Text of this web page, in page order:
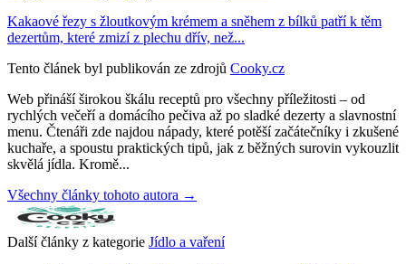
Kakaové řezy s žloutkovým krémem a sněhem z bílků patří k těm
dezertům, které zmizí z plechu dřív, než...
Tento článek byl publikován ze zdrojů Cooky.cz
Web přináší širokou škálu receptů pro všechny příležitosti – od
rychlých večeří a domácího pečiva až po sladké dezerty a slavnostní
menu. Čtenáři zde najdou nápady, které potěší začátečníky i zkušené
kuchaře, a spoustu praktických tipů, jak z běžných surovin vykouzlit
skvělá jídla. Kromě...
Všechny články tohoto autora →
Další články z kategorie Jídlo a vaření